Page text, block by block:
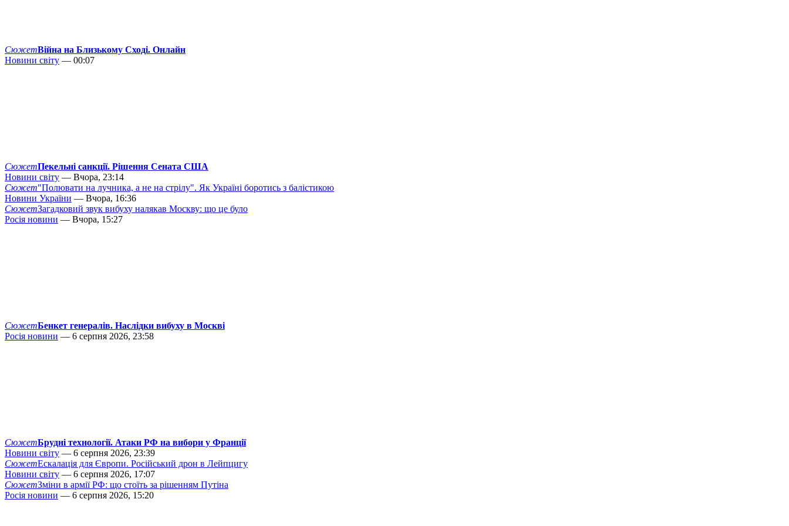
СюжетВійна на Близькому Сході. Онлайн
Новини світу — 00:07
СюжетПекельні санкції. Рішення Сената США
Новини світу — Вчора, 23:14
Сюжет"Полювати на лучника, а не на стрілу". Як Україні боротись з балістикою
Новини України — Вчора, 16:36
СюжетЗагадковий звук вибуху налякав Москву: що це було
Росія новини — Вчора, 15:27
СюжетБенкет генералів. Наслідки вибуху в Москві
Росія новини — 6 серпня 2026, 23:58
СюжетБрудні технології. Атаки РФ на вибори у Франції
Новини світу — 6 серпня 2026, 23:39
СюжетЕскалація для Європи. Російський дрон в Лейпцигу
Новини світу — 6 серпня 2026, 17:07
СюжетЗміни в армії РФ: що стоїть за рішенням Путіна
Росія новини — 6 серпня 2026, 15:20